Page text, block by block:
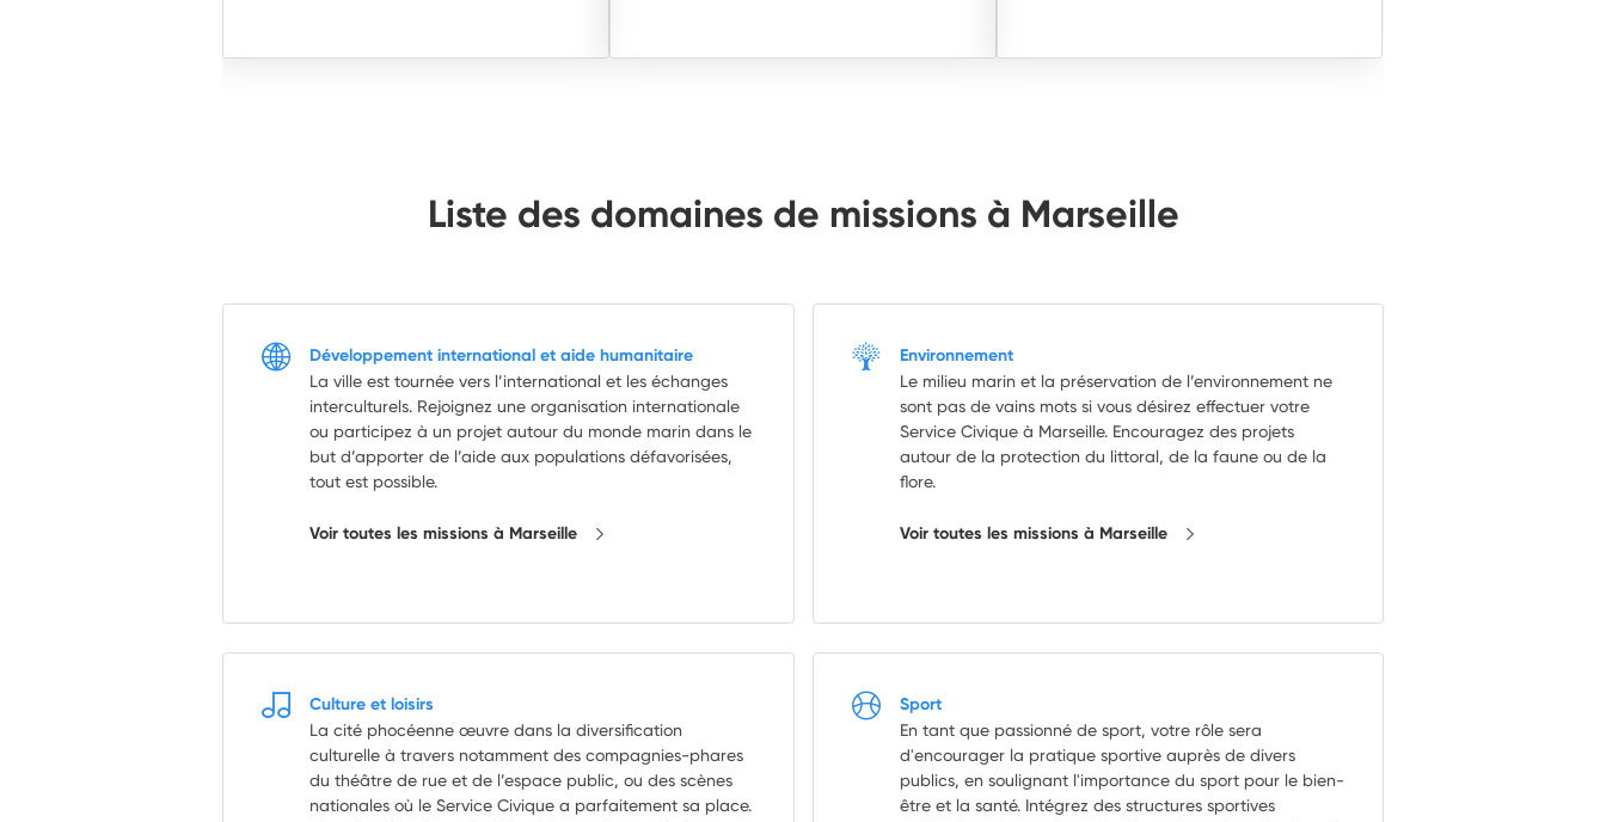
Liste des domaines de missions à Marseille
Développement international et aide humanitaire
La ville est tournée vers l’international et les échanges
interculturels. Rejoignez une organisation internationale
ou participez à un projet autour du monde marin dans le
but d’apporter de l’aide aux populations défavorisées,
tout est possible.
Voir toutes les missions à Marseille
Culture et loisirs
La cité phocéenne œuvre dans la diversification
culturelle à travers notamment des compagnies-phares
du théâtre de rue et de l’espace public, ou des scènes
nationales où le Service Civique a parfaitement sa place.
Environnement
Le milieu marin et la préservation de l’environnement ne
sont pas de vains mots si vous désirez effectuer votre
Service Civique à Marseille. Encouragez des projets
autour de la protection du littoral, de la faune ou de la
flore.
Voir toutes les missions à Marseille
Sport
En tant que passionné de sport, votre rôle sera
d'encourager la pratique sportive auprès de divers
publics, en soulignant l'importance du sport pour le bien-
être et la santé. Intégrez des structures sportives